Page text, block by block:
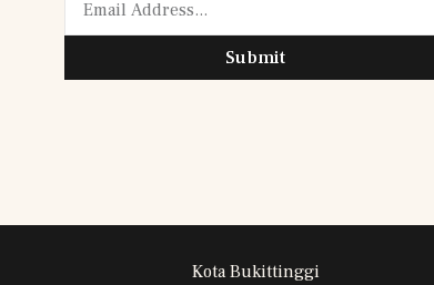
Submit
Kota Bukittinggi